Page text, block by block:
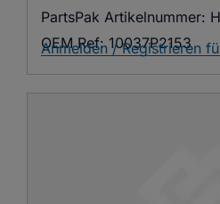
PartsPak Artikelnummer:
OEM Ref: 10037P2153
Anmelden / Registrieren